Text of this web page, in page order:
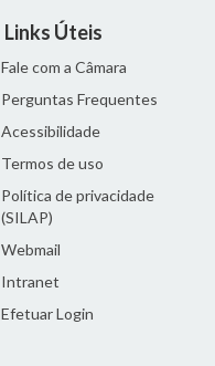
Links Úteis
Fale com a Câmara
Perguntas Frequentes
Acessibilidade
Termos de uso
Política de privacidade
(SILAP)
Webmail
Intranet
Efetuar Login